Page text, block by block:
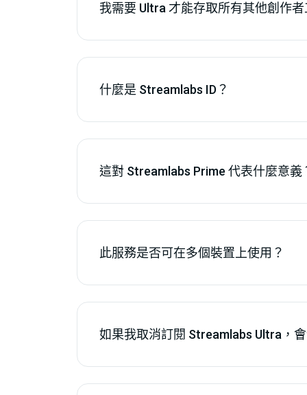
我需要 Ultra 才能存取所有其他創作者
什麼是 Streamlabs ID？
這對 Streamlabs Prime 代表什麼意義
此服務是否可在多個裝置上使用？
如果我取消訂閱 Streamlabs Ultra，